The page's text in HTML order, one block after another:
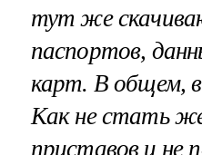
тут же
паспортов,
карт. В общем,
Как не стать
приставов и не